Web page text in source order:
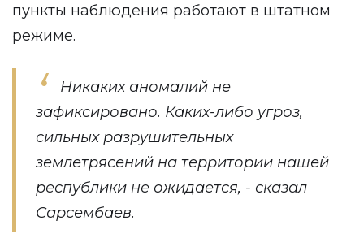
пункты наблюдения работают в штатном
режиме.
Никаких аномалий не
зафиксировано. Каких-либо угроз,
сильных разрушительных
землетрясений на территории нашей
республики не ожидается, - сказал
Сарсембаев.